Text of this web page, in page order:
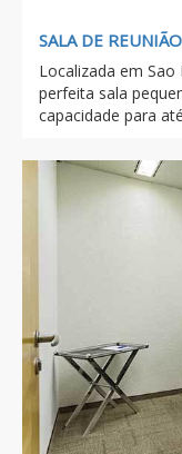
SALA DE
Localizada em
perfeita sala
capacidade para